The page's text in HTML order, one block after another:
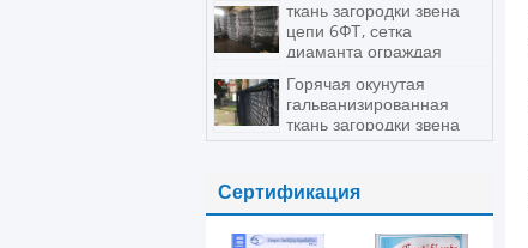
ткань загородки звена
цепи 6ФТ, сетка
диаманта ограждая
железную проволоку
Горячая окунутая
гальванизированная
ткань загородки звена
цепи 6 датчик зеленого
Сертификация